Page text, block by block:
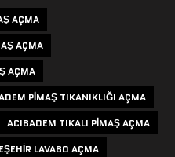
AÇMA
AÇMA
AÇMA
PIMAŞ TIKANIKLIĞI AÇMA
ACIBADEM TIKALI PIMAŞ AÇMA
LAVABO AÇMA